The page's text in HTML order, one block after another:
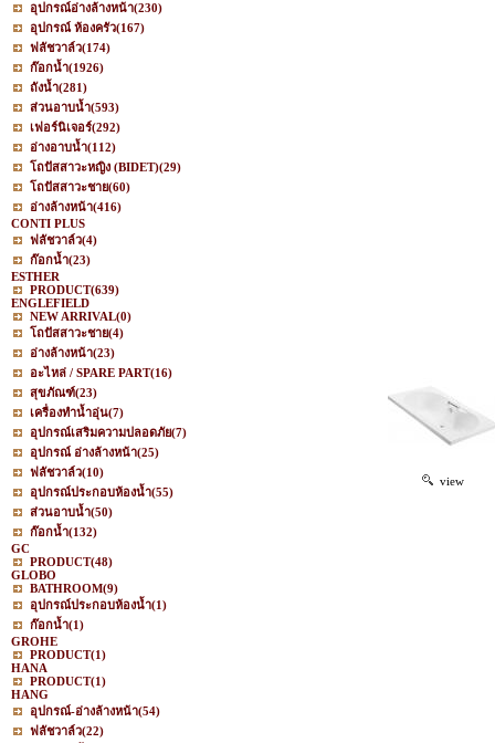
อุปกรณ์อ่างล้างหน้า(230)
อุปกรณ์ ห้องครัว(167)
ฟลัชวาล์ว(174)
ก๊อกน้ำ(1926)
ถังน้ำ(281)
ส่วนอาบน้ำ(593)
เฟอร์นิเจอร์(292)
อ่างอาบน้ำ(112)
โถปัสสาวะหญิง (BIDET)(29)
โถปัสสาวะชาย(60)
อ่างล้างหน้า(416)
CONTI PLUS
ฟลัชวาล์ว(4)
ก๊อกน้ำ(23)
ESTHER
PRODUCT(639)
ENGLEFIELD
NEW ARRIVAL(0)
โถปัสสาวะชาย(4)
อ่างล้างหน้า(23)
อะไหล่ / SPARE PART(16)
สุขภัณฑ์(23)
เครื่องทำน้ำอุ่น(7)
อุปกรณ์เสริมความปลอดภัย(7)
อุปกรณ์ อ่างล้างหน้า(25)
ฟลัชวาล์ว(10)
อุปกรณ์ประกอบห้องน้ำ(55)
ส่วนอาบน้ำ(50)
ก๊อกน้ำ(132)
GC
PRODUCT(48)
GLOBO
BATHROOM(9)
อุปกรณ์ประกอบห้องน้ำ(1)
ก๊อกน้ำ(1)
GROHE
PRODUCT(1)
HANA
PRODUCT(1)
HANG
อุปกรณ์-อ่างล้างหน้า(54)
ฟลัชวาล์ว(22)
view